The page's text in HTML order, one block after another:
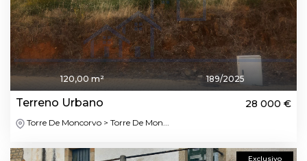
120,00 m² 189/2025
Terreno Urbano 28 000 €
Torre De Moncorvo > Torre De Mon...
Exclusivo